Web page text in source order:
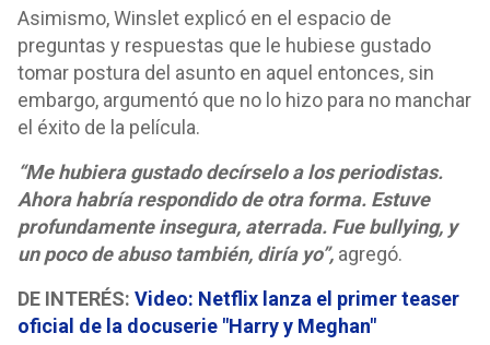
Asimismo, Winslet explicó en el espacio de
preguntas y respuestas que le hubiese gustado
tomar postura del asunto en aquel entonces, sin
embargo, argumentó que no lo hizo para no manchar
el éxito de la película.
“Me hubiera gustado decírselo a los periodistas.
Ahora habría respondido de otra forma. Estuve
profundamente insegura, aterrada. Fue bullying, y
un poco de abuso también, diría yo”, agregó.
DE INTERÉS: Video: Netflix lanza el primer teaser
oficial de la docuserie "Harry y Meghan"